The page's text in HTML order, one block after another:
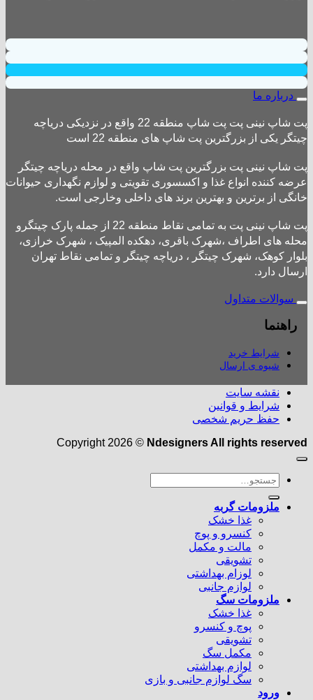
درباره ما
پت شاپ نینی پت پت شاپ منطقه 22 واقع در نزدیکی دریاچه
چیتگر یکی از بزرگترین پت شاپ های منطقه 22 است
پت شاپ نینی پت بزرگترین پت شاپ واقع در محله دریاچه چیتگر
عرضه کننده انواع غذا و اکسسوری تقویتی و لوازم نگهداری حیوانات
خانگی از برترین و بهترین برند های داخلی وخارجی است.
پت شاپ نینی پت به تمامی نقاط منطقه 22 از جمله پارک چیتگرو
محله های اطراف ،شهرک باقری، دهکده المپیک ، شهرک خرازی،
بلوار کوهک، شهرک چیتگر ، دریاچه چیتگر و تمامی نقاط تهران
ارسال دارد.
سوالات متداول
راهنما
شرایط خرید
شیوه ی ارسال
نقشه سایت
شرایط و قوانین
حفظ حریم شخصی
Copyright 2026 © Ndesigners All rights reserved
جستجو
ملزومات گربه
غذا خشک
کنسرو و پوچ
مالت و مکمل
تشویقی
لوزام بهداشتی
لوازم جانبی
ملزومات سگ
غذا خشک
پوچ و کنسرو
تشویقی
مکمل سگ
لوازم بهداشتی
سگ لوازم جانبی و بازی
ورود